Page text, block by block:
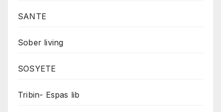
SANTE
Sober living
SOSYETE
Tribin- Espas lib